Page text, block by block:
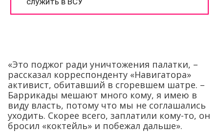
«Это поджог ради уничтожения палатки, –
рассказал корреспонденту «Навигатора»
активист, обитавший в сгоревшем шатре. –
Баррикады мешают много кому, я имею в
виду власть, потому что мы не соглашались
уходить. Скорее всего, заплатили кому-то, он
бросил «коктейль» и побежал дальше».